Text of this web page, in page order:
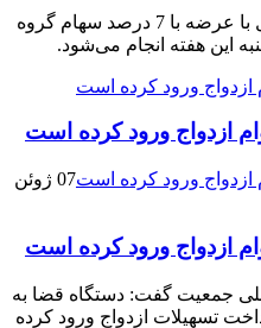
چهارمین عرضه اولیه امسال با عرضه با 7 درصد سهام گروه
این هفته انجام می‌شود.
ازدواج ورود کرده است
07 ژوئن
ازدواج ورود کرده است
جمعیت گفت: دستگاه قضا به
تسهیلات ازدواج ورود کرده